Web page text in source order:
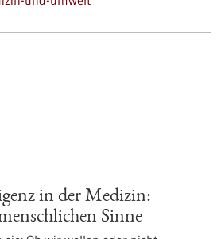
in der Medizin:
Sinne